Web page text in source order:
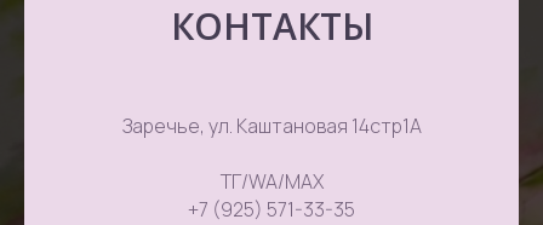
КОНТАКТЫ
Заречье, ул. Каштановая 14стр1А
ТГ/WA/MAX
+7 (925) 571-33-35